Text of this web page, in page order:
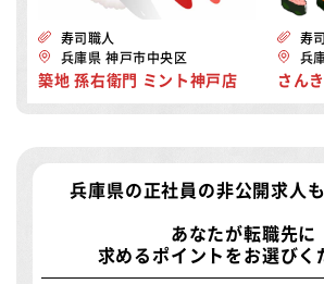
寿司職人
兵庫県 神戸市中央区
築地 孫右衛門 ミント神戸店
寿
兵
さん
兵庫県の正社員の非公開求人
あなたが転職先に
求めるポイントをお選びく